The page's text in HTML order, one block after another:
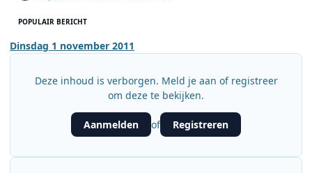
POPULAIR BERICHT
Dinsdag 1 november 2011
Deze inhoud is verborgen. Meld je aan of registreer
om deze te bekijken.
Aanmelden of Registreren